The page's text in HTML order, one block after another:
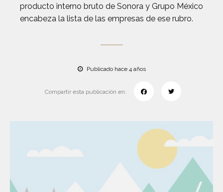
producto interno bruto de Sonora y Grupo México
encabeza la lista de las empresas de ese rubro.
Publicado hace 4 años
Compartir esta publicación en: